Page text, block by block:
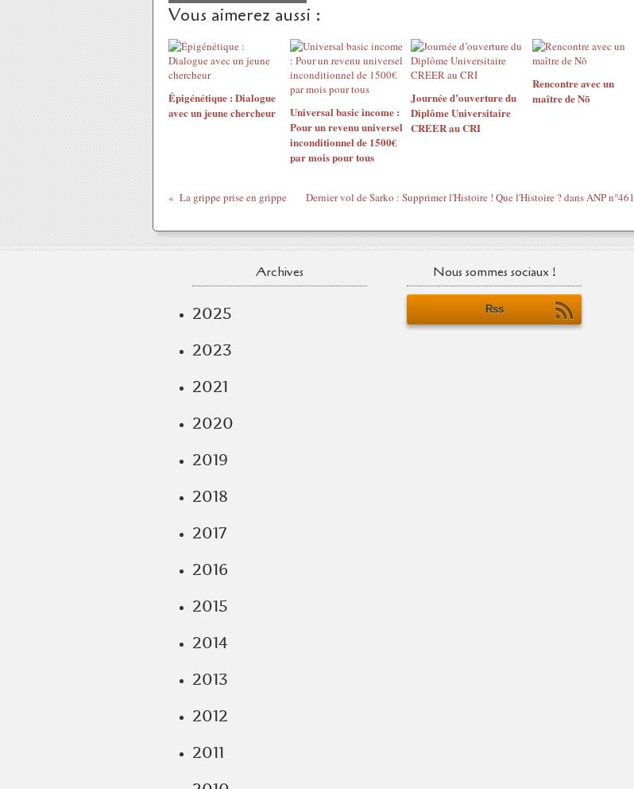
Vous aimerez aussi :
Épigénétique : Dialogue
avec un jeune chercheur
Universal basic income :
Pour un revenu universel
inconditionnel de 1500€
par mois pour tous
Journée d’ouverture du
Diplôme Universitaire
CREER au CRI
Rencontre avec un
maître de Nō
La grippe prise en grippe Dernier vol de Sarko : Supprimer l'Histoire ! Que l'Histoire ? dans ANP n°461
Archives
2025
2023
2021
2020
2019
2018
2017
2016
2015
2014
2013
2012
2011
Nous sommes sociaux !
Rss